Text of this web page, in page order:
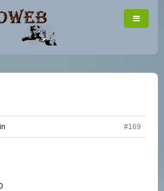
#169